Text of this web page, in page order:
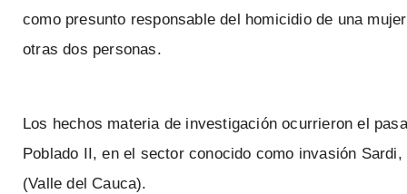
como presunto responsable del homicidio de una mujer
otras dos personas.
Los hechos materia de investigación ocurrieron el
Poblado II, en el sector conocido como invasión Sardi,
(Valle del Cauca).